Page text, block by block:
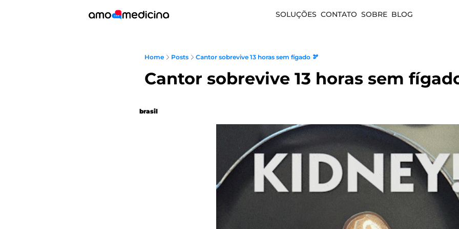
SOLUÇÕES CONTATO SOBRE BLOG
Home Posts Cantor sobrevive 13 horas sem fígado 🫘
Cantor sobrevive 13 horas sem
brasil